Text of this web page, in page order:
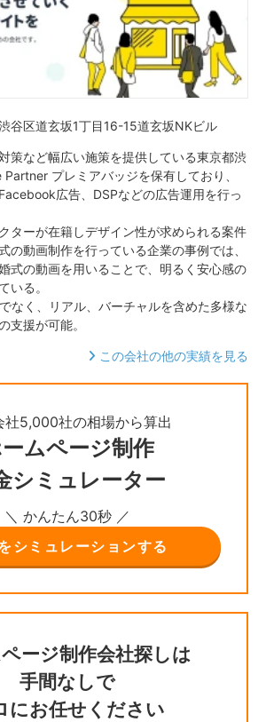
谷区道玄坂1丁目16-15道玄坂NKビル
策など幅広い施策を提供している東京都渋
プレミアバッジを保有しており、
広告、DSPなどの広告運用を行っ
ターが在籍しデザイン性が求められる案件
の動画制作を行っている企業の事例では、
式の動画を用いることで、明るく安心感の
いる。
なく、リアル、バーチャルを含めた多様な
支援が可能。
この会社の他の実績を見る
社5,000社の相場から算出
ムページ制作
シミュレーター
＼ かんたん30秒 ／
シミュレーションする
ージ制作会社探しは
手間なしで
にお任せください